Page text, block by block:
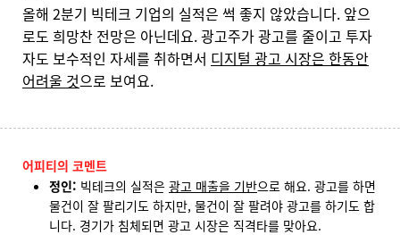
올해 2분기 빅테크 기업의 실적은 썩 좋지 않았습니다. 앞으
로도 희망찬 전망은 아닌데요. 광고주가 광고를 줄이고 투자
자도 보수적인 자세를 취하면서 디지털 광고 시장은 한동안
어려울 것으로 보여요.
어피티의 코멘트
정인: 빅테크의 실적은 광고 매출을 기반으로 해요. 광고를 하면
물건이 잘 팔리기도 하지만, 물건이 잘 팔려야 광고를 하기도 합
니다. 경기가 침체되면 광고 시장은 직격타를 맞아요.